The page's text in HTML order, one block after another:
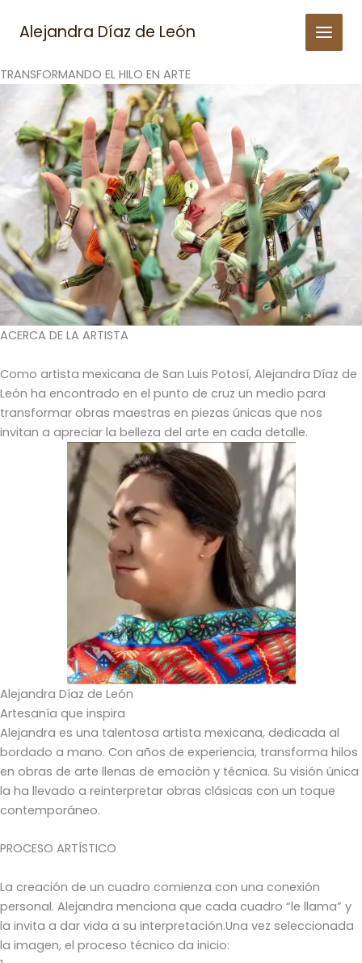
Alejandra Díaz de León
TRANSFORMANDO EL HILO EN ARTE
ACERCA DE LA ARTISTA
Como artista mexicana de San Luis Potosí, Alejandra Díaz de
León ha encontrado en el punto de cruz un medio para
transformar obras maestras en piezas únicas que nos
invitan a apreciar la belleza del arte en cada detalle.
Alejandra Díaz de León
Artesanía que inspira
Alejandra es una talentosa artista mexicana, dedicada al
bordado a mano. Con años de experiencia, transforma hilos
en obras de arte llenas de emoción y técnica. Su visión única
la ha llevado a reinterpretar obras clásicas con un toque
contemporáneo.
PROCESO ARTÍSTICO
La creación de un cuadro comienza con una conexión
personal. Alejandra menciona que cada cuadro “le llama” y
la invita a dar vida a su interpretación.Una vez seleccionada
la imagen, el proceso técnico da inicio: